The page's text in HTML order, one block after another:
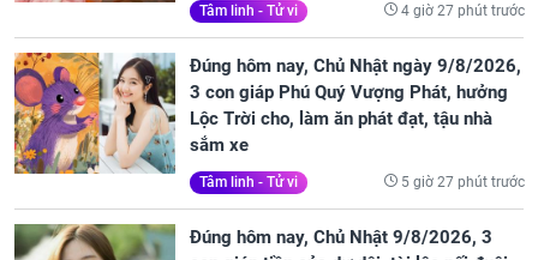
Tâm linh - Tử vi 4 giờ 27 phút trước
Đúng hôm nay, Chủ Nhật ngày 9/8/2026,
3 con giáp Phú Quý Vượng Phát, hưởng
Lộc Trời cho, làm ăn phát đạt, tậu nhà
sắm xe
Tâm linh - Tử vi 5 giờ 27 phút trước
Đúng hôm nay, Chủ Nhật 9/8/2026, 3